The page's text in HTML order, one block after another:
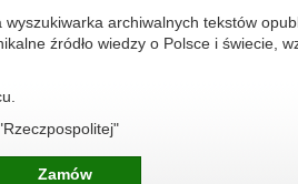
archiwalnych tekstów
źródło wiedzy o Polsce i świecie,
Zamów